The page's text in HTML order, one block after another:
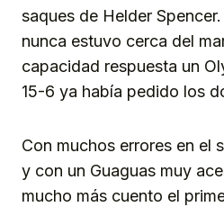
saques de Helder
nunca estuvo cerca del
capacidad respuesta un
15-6 ya había pedido los
Con muchos errores en el
y con un Guaguas muy
mucho más cuento el